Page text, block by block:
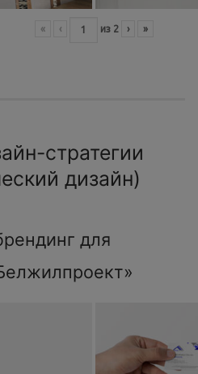
« ‹ из 2 › »
стратегии
дизайн)
для